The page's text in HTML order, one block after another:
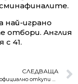
най-играно
отбори. Англия
с 41.
СЛЕДВАЩА
Лудогорец официално откупи Кирил Десподов